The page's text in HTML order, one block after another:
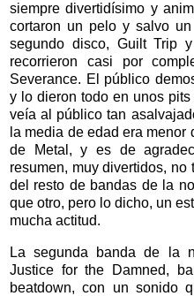
siempre divertidísimo y
cortaron un pelo y salvo
segundo disco, Guilt Trip
recorrieron casi por
Severance. El público
y lo dieron todo en unos
veía al público tan
la media de edad era
de Metal, y es de
resumen, muy divertidos,
del resto de bandas de la
que otro, pero lo dicho, un
mucha actitud.
La segunda banda de la
Justice for the Damned,
beatdown, con un sonido